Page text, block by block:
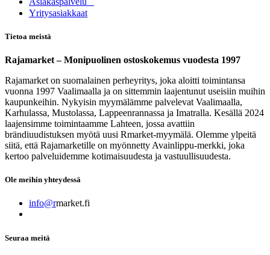
​Yritysasiakkaat
Tietoa meistä
Rajamarket – Monipuolinen ostoskokemus vuodesta 1997
Rajamarket on suomalainen perheyritys, joka aloitti toimintansa
vuonna 1997 Vaalimaalla ja on sittemmin laajentunut useisiin muihin
kaupunkeihin. Nykyisin myymälämme palvelevat Vaalimaalla,
Karhulassa, Mustolassa, Lappeenrannassa ja Imatralla. Kesällä 2024
laajensimme toimintaamme Lahteen, jossa avattiin
brändiuudistuksen myötä uusi Rmarket-myymälä. Olemme ylpeitä
siitä, että Rajamarketille on myönnetty Avainlippu-merkki, joka
kertoo palveluidemme kotimaisuudesta ja vastuullisuudesta.
Ole meihin yhteydessä
info@rmarket.fi
Seuraa meitä